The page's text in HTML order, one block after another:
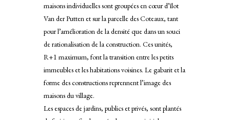
maisons individuelles sont groupées en cœur d’îlot
Van der Putten et sur la parcelle des Coteaux, tant
pour l’amélioration de la densité que dans un souci
de rationalisation de la construction. Ces unités,
R+1 maximum, font la transition entre les petits
immeubles et les habitations voisines. Le gabarit et la
forme des constructions reprennent l’image des
maisons du village.
Les espaces de jardins, publics et privés, sont plantés